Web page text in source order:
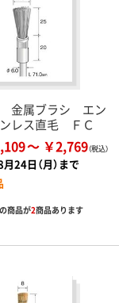
金属ブラシ エン
レス直毛 ＦＣ
￥2,769
月24日（月）まで
商品が2商品あります